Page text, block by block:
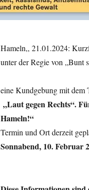
Hameln,, 21.01.2024:
unter der Regie von „Bunt
eine Kundgebung mit dem
„Laut gegen Rechts“.
Hameln!“
Termin und Ort derzeit
Sonnabend, 10. Februar